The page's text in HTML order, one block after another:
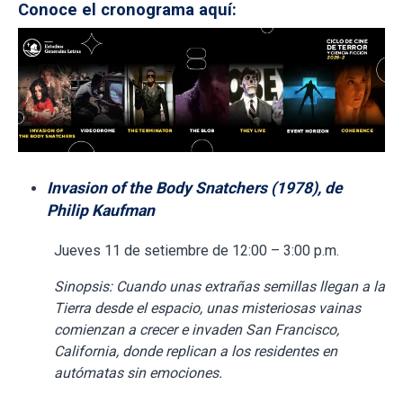
Conoce el cronograma aquí:
Invasion of the Body Snatchers (1978), de
Philip Kaufman
Jueves 11 de setiembre de 12:00 – 3:00 p.m.
Sinopsis: Cuando unas extrañas semillas llegan a la
Tierra desde el espacio, unas misteriosas vainas
comienzan a crecer e invaden San Francisco,
California, donde replican a los residentes en
autómatas sin emociones.